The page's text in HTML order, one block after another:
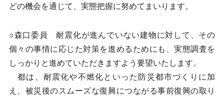
どの機会を通じて、実態把握に努めてまいります。
○森口委員 耐震化が進んでいない建物に対して、その
個々の事情に応じた対策を進めるためにも、実態調査を
しっかりと進めていただきますよう要望いたします。
都は、耐震化や不燃化といった防災都市づくりに加
え、被災後のスムーズな復興につながる事前復興の取り